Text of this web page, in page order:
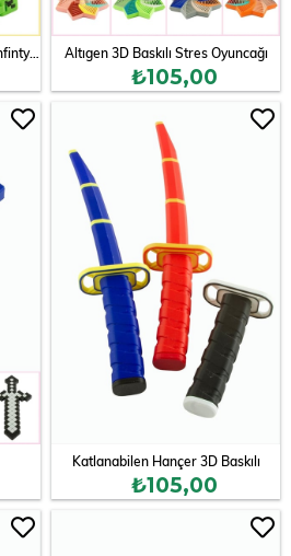
Sonsuz Küp 3D Baskılı Fidget İnfinty Aparatı Altıgen 3D Baskılı Stres Oyuncağı
₺105,00
Katlanabilen Hançer 3D Baskılı
₺105,00